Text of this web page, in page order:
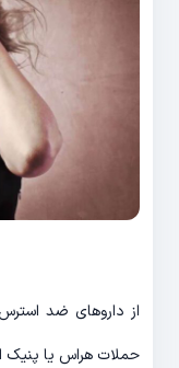
از داروهای ضد
حملات هراس یا پنیک